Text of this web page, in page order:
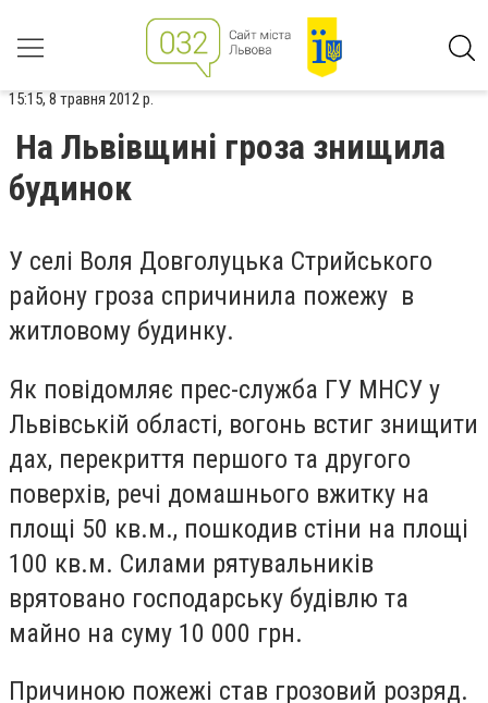
15:15, 8 травня 2012 р.
На Львівщині гроза знищила
будинок
У селі Воля Довголуцька Стрийського
району гроза спричинила пожежу в
житловому будинку.
Як повідомляє прес-служба ГУ МНСУ у
Львівській області, вогонь встиг знищити
дах, перекриття першого та другого
поверхів, речі домашнього вжитку на
площі 50 кв.м., пошкодив стіни на площі
100 кв.м. Силами рятувальників
врятовано господарську будівлю та
майно на суму 10 000 грн.
Причиною пожежі став грозовий розряд.